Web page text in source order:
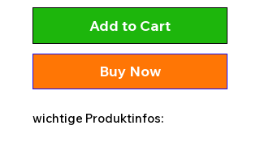
Add to Cart
Buy Now
wichtige Produktinfos: